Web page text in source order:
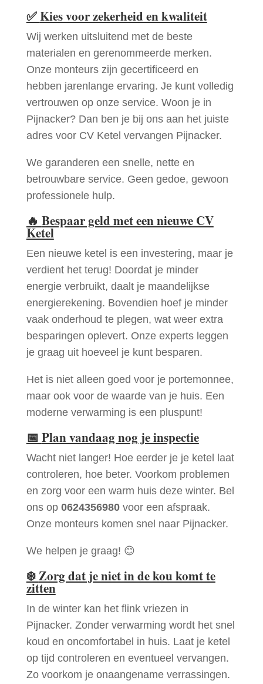
✅Kies voor zekerheid en kwaliteit
Wij werken uitsluitend met de beste
materialen en gerenommeerde merken.
Onze monteurs zijn gecertificeerd en
hebben jarenlange ervaring. Je kunt volledig
vertrouwen op onze service. Woon je in
Pijnacker? Dan ben je bij ons aan het juiste
adres voor CV Ketel vervangen Pijnacker.
We garanderen een snelle, nette en
betrouwbare service. Geen gedoe, gewoon
professionele hulp.
🔥 Bespaar geld met een nieuwe CV
Ketel
Een nieuwe ketel is een investering, maar je
verdient het terug! Doordat je minder
energie verbruikt, daalt je maandelijkse
energierekening. Bovendien hoef je minder
vaak onderhoud te plegen, wat weer extra
besparingen oplevert. Onze experts leggen
je graag uit hoeveel je kunt besparen.
Het is niet alleen goed voor je portemonnee,
maar ook voor de waarde van je huis. Een
moderne verwarming is een pluspunt!
📅 Plan vandaag nog je inspectie
Wacht niet langer! Hoe eerder je je ketel laat
controleren, hoe beter. Voorkom problemen
en zorg voor een warm huis deze winter. Bel
ons op 0624356980voor een afspraak.
Onze monteurs komen snel naar Pijnacker.
We helpen je graag! 😊
❄️Zorg dat je niet in de kou komt te
zitten
In de winter kan het flink vriezen in
Pijnacker. Zonder verwarming wordt het snel
koud en oncomfortabel in huis. Laat je ketel
op tijd controleren en eventueel vervangen.
Zo voorkom je onaangename verrassingen.